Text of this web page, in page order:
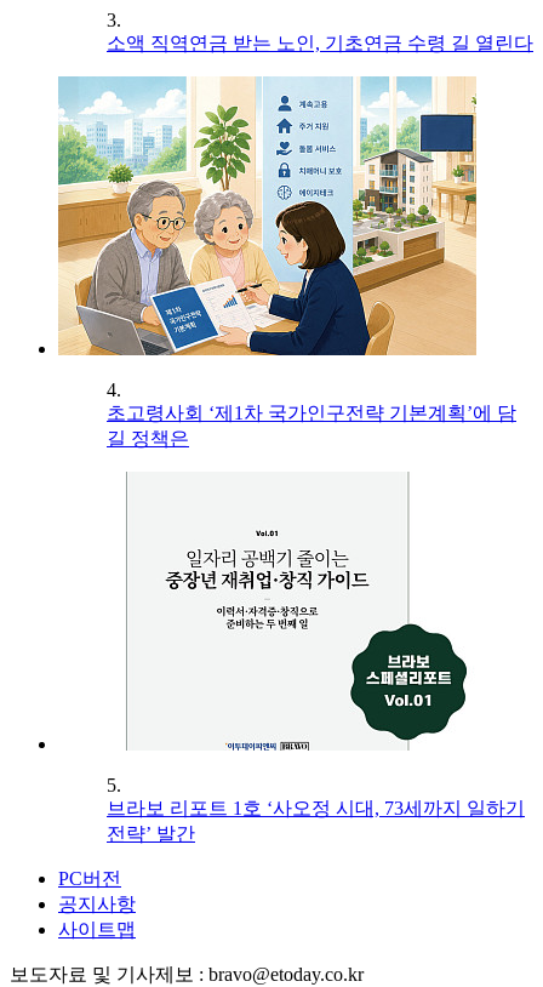
3.
소액 직역연금 받는 노인, 기초연금 수령 길 열린다
4.
초고령사회 ‘제1차 국가인구전략 기본계획’에 담
길 정책은
5.
브라보 리포트 1호 ‘사오정 시대, 73세까지 일하기
전략’ 발간
PC버전
공지사항
사이트맵
보도자료 및 기사제보 : bravo@etoday.co.kr